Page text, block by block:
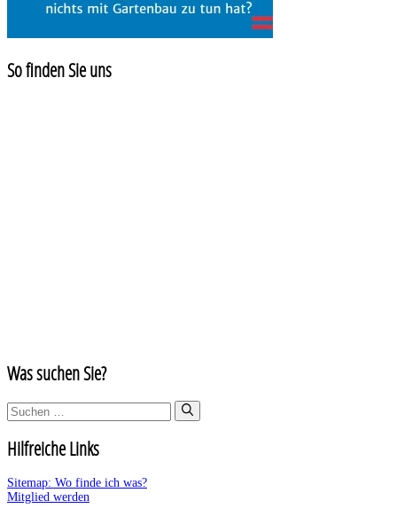
So finden Sie uns
Was suchen Sie?
Suchen
nach:
Hilfreiche Links
Sitemap: Wo finde ich was?
Mitglied werden